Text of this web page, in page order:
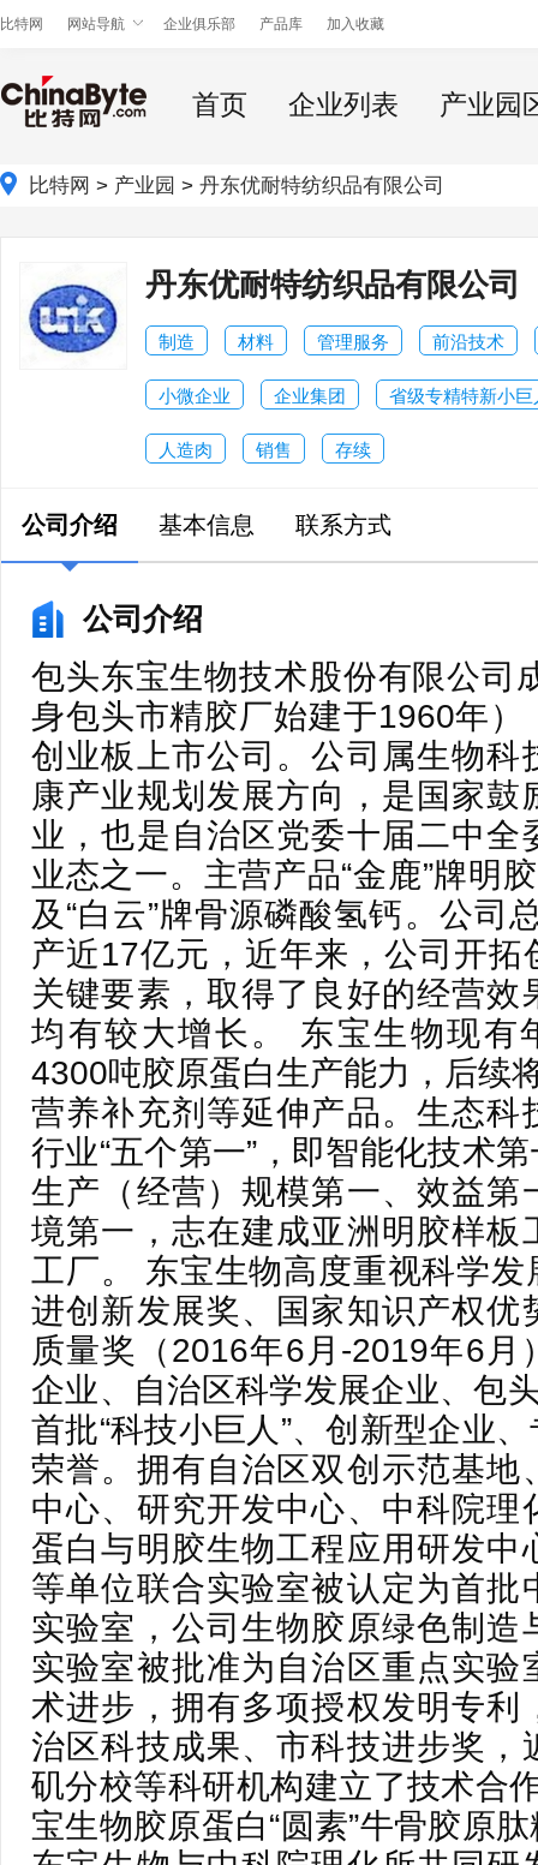
比特网 网站导航 企业俱乐部 产品库 加入收藏
首页 企业列表 产业园
比特网 > 产业园 > 丹东优耐特纺织品有限公司
丹东优耐特纺织品有限公司
制造 材料 管理服务 前沿技术
小微企业 企业集团 省级专精特新小巨
人造肉 销售 存续
公司介绍 基本信息 联系方式
公司介绍
包头东宝生物技术股份有限公司
身包头市精胶厂始建于1960年
创业板上市公司。公司属生物科
康产业规划发展方向，是国家鼓
业，也是自治区党委十届二中全
业态之一。主营产品“金鹿”牌明
及“白云”牌骨源磷酸氢钙。公司
产近17亿元，近年来，公司开拓
关键要素，取得了良好的经营效
均有较大增长。 东宝生物现有
4300吨胶原蛋白生产能力，后续
营养补充剂等延伸产品。生态科
行业“五个第一”，即智能化技术
生产（经营）规模第一、效益第
境第一，志在建成亚洲明胶样板
工厂。 东宝生物高度重视科学
进创新发展奖、国家知识产权优
质量奖（2016年6月-2019年6月
企业、自治区科学发展企业、包
首批“科技小巨人”、创新型企业
荣誉。拥有自治区双创示范基地
中心、研究开发中心、中科院
蛋白与明胶生物工程应用研发中
等单位联合实验室被认定为首批
实验室，公司生物胶原绿色制造
实验室被批准为自治区重点实验
术进步，拥有多项授权发明专利
治区科技成果、市科技进步奖，
矶分校等科研机构建立了技术合
宝生物胶原蛋白“圆素”牛骨胶原